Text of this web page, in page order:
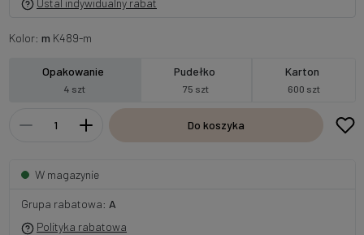
Ustal indywidualny rabat
Kolor: m K489-m
Opakowanie
4 szt
Pudełko
75 szt
Karton
600 szt
Do koszyka
W magazynie
Grupa rabatowa: A
Polityka rabatowa